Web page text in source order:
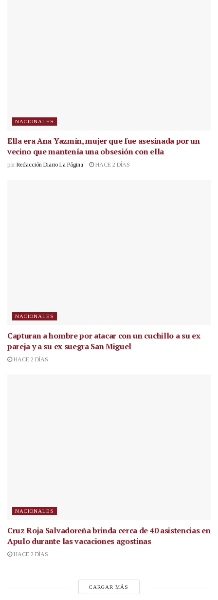
NACIONALES
Ella era Ana Yazmín, mujer que fue asesinada por un
vecino que mantenía una obsesión con ella
por Redacción Diario La Página HACE 2 DÍAS
NACIONALES
Capturan a hombre por atacar con un cuchillo a su ex
pareja y a su ex suegra San Miguel
HACE 2 DÍAS
NACIONALES
Cruz Roja Salvadoreña brinda cerca de 40 asistencias en
Apulo durante las vacaciones agostinas
HACE 2 DÍAS
CARGAR MÁS